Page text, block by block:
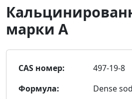
марки А
CAS номер:
497-19-8
Формула:
Dense